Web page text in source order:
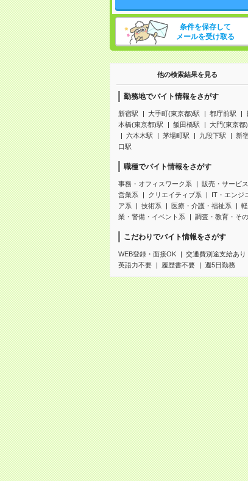
条件を保存して
メールを受け取る
他の検索結果を見る
勤務地でバイト情報をさがす
新宿駅 大手町(東京都)駅 都庁前駅
本橋(東京都)駅
飯田橋駅
大門(東京都
六本木駅
茅場町駅 九段下駅
新
口駅
職種でバイト情報をさがす
事務・オフィスワーク系
販売・サービス
営業系
クリエイティブ系
IT・エンジ
ア系
技術系 医療・介護・福祉系
業・警備・イベント系
調査・教育・そ
こだわりでバイト情報をさがす
WEB登録・面接OK
交通費別途支給あり
英語力不要
履歴書不要 週5日勤務